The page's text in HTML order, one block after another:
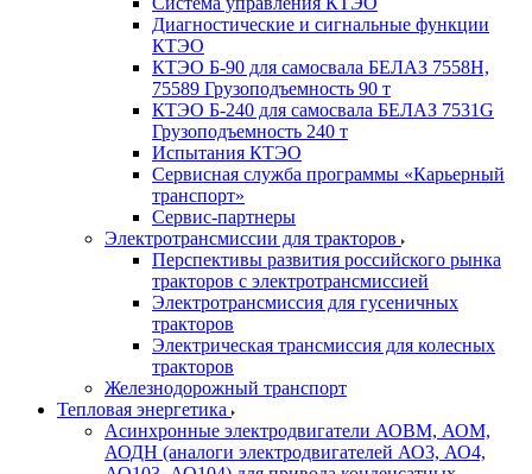
Диагностические и сигнальные функции
КТЭО
КТЭО Б-90 для самосвала БЕЛАЗ 7558H,
75589 Грузоподъемность 90 т
КТЭО Б-240 для самосвала БЕЛАЗ 7531G
Грузоподъемность 240 т
Испытания КТЭО
Сервисная служба программы «Карьерный
транспорт»
Сервис-партнеры
Электротрансмиссии для тракторов
Перспективы развития российского рынка
тракторов с электротрансмиссией
Электротрансмиссия для гусеничных
тракторов
Электрическая трансмиссия для колесных
тракторов
Железнодорожный транспорт
Тепловая энергетика
Асинхронные электродвигатели АОВМ, АОМ,
АОДН (аналоги электродвигателей АО3, АО4,